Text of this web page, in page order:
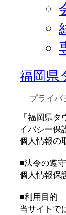
福岡県
プライバ
「福岡県
イバシー保
個人情報の
■法令の遵守
個人情報保
■利用目的
当サイトで